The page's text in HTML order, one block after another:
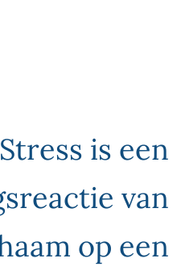
Stress is een
van
op een